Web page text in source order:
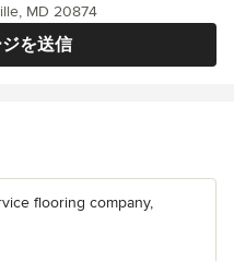
を送信
MD 20874
flooring company,